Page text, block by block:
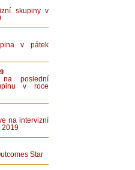
skupiny v
v pátek
poslední
v roce
na intervizní
2019
Star